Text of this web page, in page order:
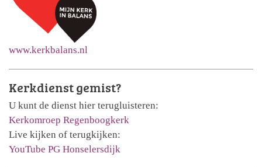
www.kerkbalans.nl
Kerkdienst gemist?
U kunt de dienst hier terugluisteren:
Kerkomroep Regenboogkerk
Live kijken of terugkijken:
YouTube PG Honselersdijk